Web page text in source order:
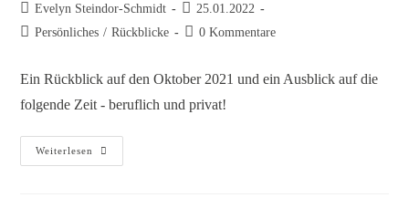
Evelyn Steindor-Schmidt
25.01.2022
Persönliches / Rückblicke 0 Kommentare
Ein Rückblick auf den Oktober 2021 und ein Ausblick auf die
folgende Zeit - beruflich und privat!
Weiterlesen